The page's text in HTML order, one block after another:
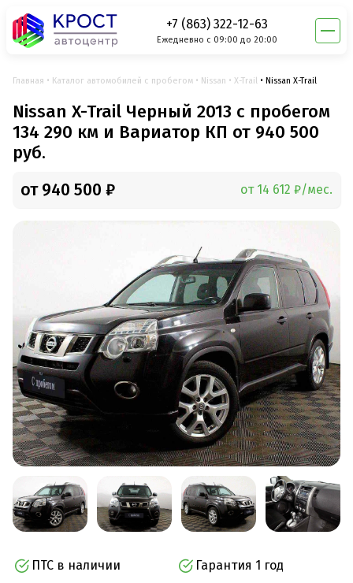
+7 (863) 322-12-63
Ежедневно с 09:00 до 20:00
Главная Каталог автомобилей с пробегом Nissan X-Trail Nissan X-Trail
Nissan X-Trail Черный 2013 с пробегом
134 290 км и Вариатор КП от 940 500
руб.
от 940 500 ₽ от 14 612 ₽/мес.
ПТС в наличии
Гарантия 1 год